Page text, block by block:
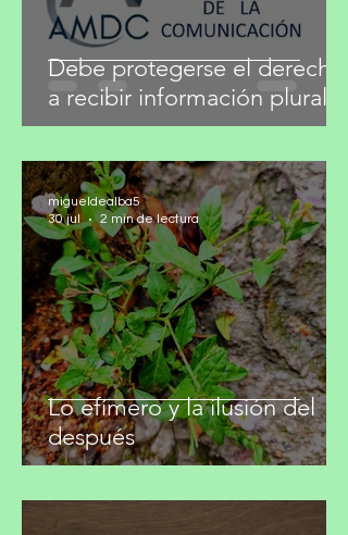
Debe protegerse el derecho
a recibir información plural
Lo efímero y la ilusión del
después
migueldealba5
30 jul
2 min de lectura